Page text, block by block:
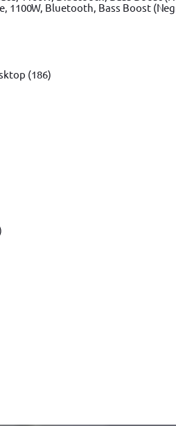
1100W, Bluetooth, Bass Boost
(186)
teflonat